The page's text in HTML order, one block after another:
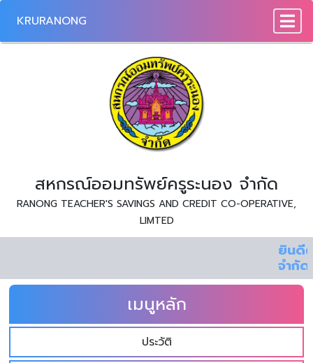
KRURANONG
สหกรณ์ออมทรัพย์ครูระนอง จำกัด
RANONG TEACHER'S SAVINGS AND CREDIT CO-OPERATIVE,
LIMTED
ยินดีต้อนรับ สู่
เมนูหลัก
ประวัติ